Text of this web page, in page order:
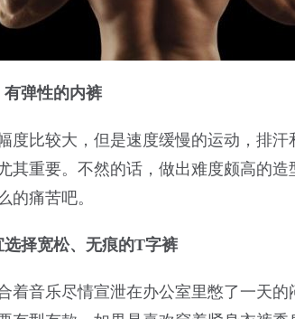
弹性的内裤
度比较大，但是速度缓慢的运动，排
其重要。不然的话，做出难度颇高的
的痛苦吧。
择宽松、无痕的T字裤
音乐尽情宣泄在办公室里憋了一天的